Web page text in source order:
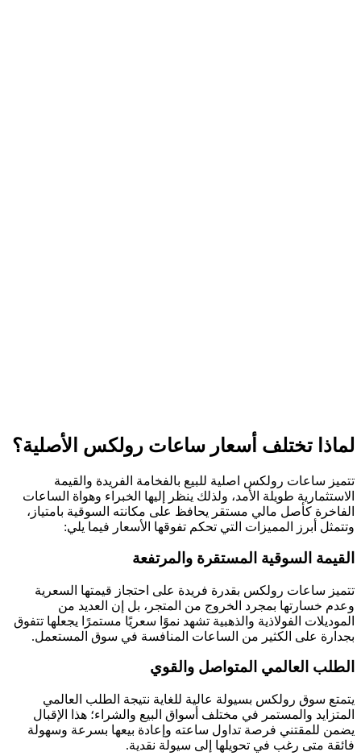
لماذا تختلف أسعار ساعات رولكس الأصلية؟
تتميز ساعات رولکس اصلية للبيع بالفخامة الفريدة والقيمة
الاستثمارية طويلة الأمد، ولذلك ينظر إليها الخبراء وهواة الساعات
الفاخرة كأصل مالي مستقر يحافظ على مكانته السوقية بامتياز،
وتتمثل أبرز المميزات التي تحكم تفوقها الأسعار فيما يلي:
القيمة السوقية المستقرة والمرتفعة
تتميز ساعات رولكس بقدرة فريدة على احتجاز قيمتها السعرية
وعدم خسارتها بمجرد الخروج من المتجر، بل إن العديد من
الموديلات الفولاذية والذهبية تشهد نموًا سعريًا مستمرًا يجعلها تتفوق
بجدارة على الكثير من الساعات المنافسة في سوق المستعمل.
الطلب العالمي المتواصل والقوي
يتمتع سوق رولكس بسيولة عالية للغاية نتيجة الطلب العالمي
المتزايد والمستمر في مختلف أسواق البيع والشراء؛ هذا الإقبال
يضمن للمقتني فرصة تداول ساعته وإعادة بيعها بسرعة وسهولة
فائقة متى رغب في تحويلها إلى سيولة نقدية.